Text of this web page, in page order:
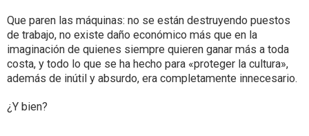
Que paren las máquinas: no se están destruyendo puestos
de trabajo, no existe daño económico más que en la
imaginación de quienes siempre quieren ganar más a toda
costa, y todo lo que se ha hecho para «proteger la cultura»,
además de inútil y absurdo, era completamente innecesario.
¿Y bien?